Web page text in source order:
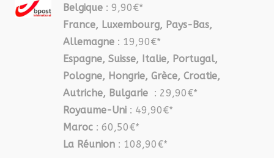
Belgique : 9,90€*
France, Luxembourg, Pays-Bas,
Allemagne : 19,90€*
Espagne, Suisse, Italie, Portugal,
Pologne, Hongrie, Grèce, Croatie,
Autriche, Bulgarie : 29,90€*
Royaume-Uni : 49,90€*
Maroc : 60,50€*
La Réunion : 108,90€*